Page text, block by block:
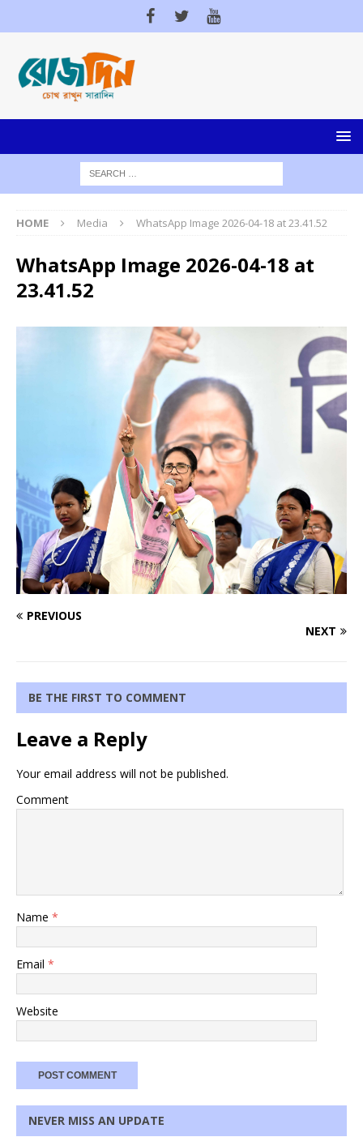
HOME Media WhatsApp Image 2026-04-18 at 23.41.52
WhatsApp Image 2026-04-18 at
23.41.52
PREVIOUS
NEXT
BE THE FIRST TO COMMENT
Leave a Reply
Your email address will not be published.
Comment
Name *
Email *
Website
NEVER MISS AN UPDATE